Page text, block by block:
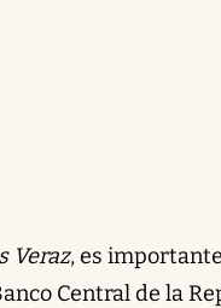
Veraz, es
Central de la